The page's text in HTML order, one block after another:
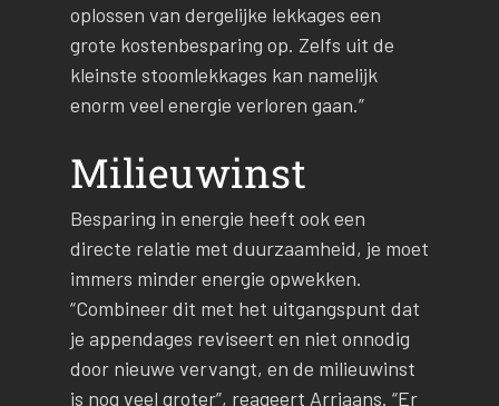
oplossen van dergelijke lekkages een
grote kostenbesparing op. Zelfs uit de
kleinste stoomlekkages kan namelijk
enorm veel energie verloren gaan.”
Milieuwinst
Besparing in energie heeft ook een
directe relatie met duurzaamheid, je moet
immers minder energie opwekken.
“Combineer dit met het uitgangspunt dat
je appendages reviseert en niet onnodig
door nieuwe vervangt, en de milieuwinst
is nog veel groter”, reageert Arriaans. “Er